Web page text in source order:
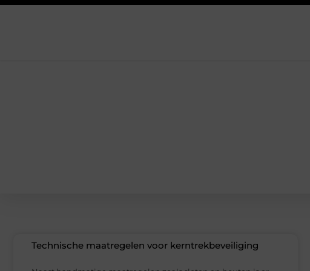
Technische maatregelen voor kerntrekbeveiliging